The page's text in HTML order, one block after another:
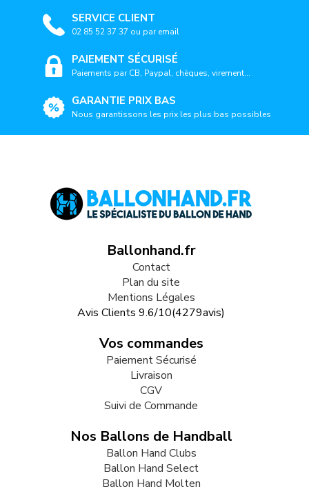
SERVICE CLIENT
02 85 52 37 37 ou par email
PAIEMENT SÉCURISÉ
Paiements par CB, Paypal, chèques, virement...
GARANTIE PRIX BAS
Nous garantissons les prix les plus bas possibles
Ballonhand.fr
Contact
Plan du site
Mentions Légales
Avis Clients 9.6/10(4279avis)
Vos commandes
Paiement Sécurisé
Livraison
CGV
Suivi de Commande
Nos Ballons de Handball
Ballon Hand Clubs
Ballon Hand Select
Ballon Hand Molten